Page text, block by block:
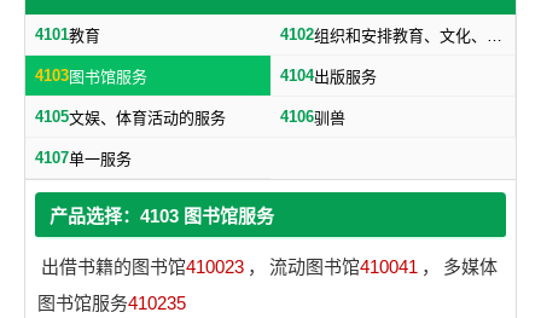
4101教育 4102 组织和安排教育、文化、娱乐等活动
4103图书馆服务 4104出版服务
4105文娱、体育活动的服务 4106驯兽
4107单一服务
产品选择：4103 图书馆服务
出借书籍的图书馆410023 ， 流动图书馆410041 ，
多媒体
图书馆服务410235